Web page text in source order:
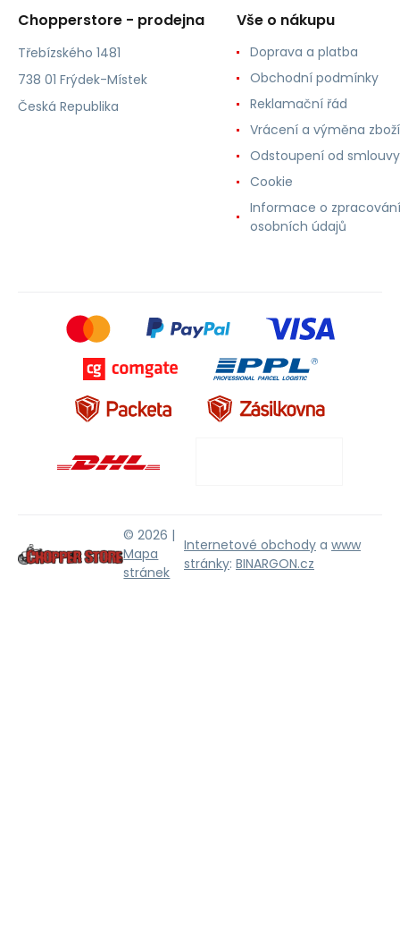
Chopperstore - prodejna
Třebízského 1481
738 01 Frýdek-Místek
Česká Republika
Vše o nákupu
Doprava a platba
Obchodní podmínky
Reklamační řád
Vrácení a výměna zboží
Odstoupení od smlouvy
Cookie
Informace o zpracování
osobních údajů
© 2026 |
Mapa
stránek
Internetové obchody a www
stránky: BINARGON.cz